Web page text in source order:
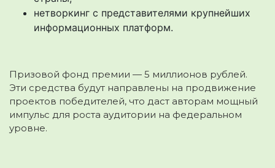
нетворкинг с представителями крупнейших
информационных платформ.
Призовой фонд премии — 5 миллионов рублей.
Эти средства будут направлены на продвижение
проектов победителей, что даст авторам мощный
импульс для роста аудитории на федеральном
уровне.